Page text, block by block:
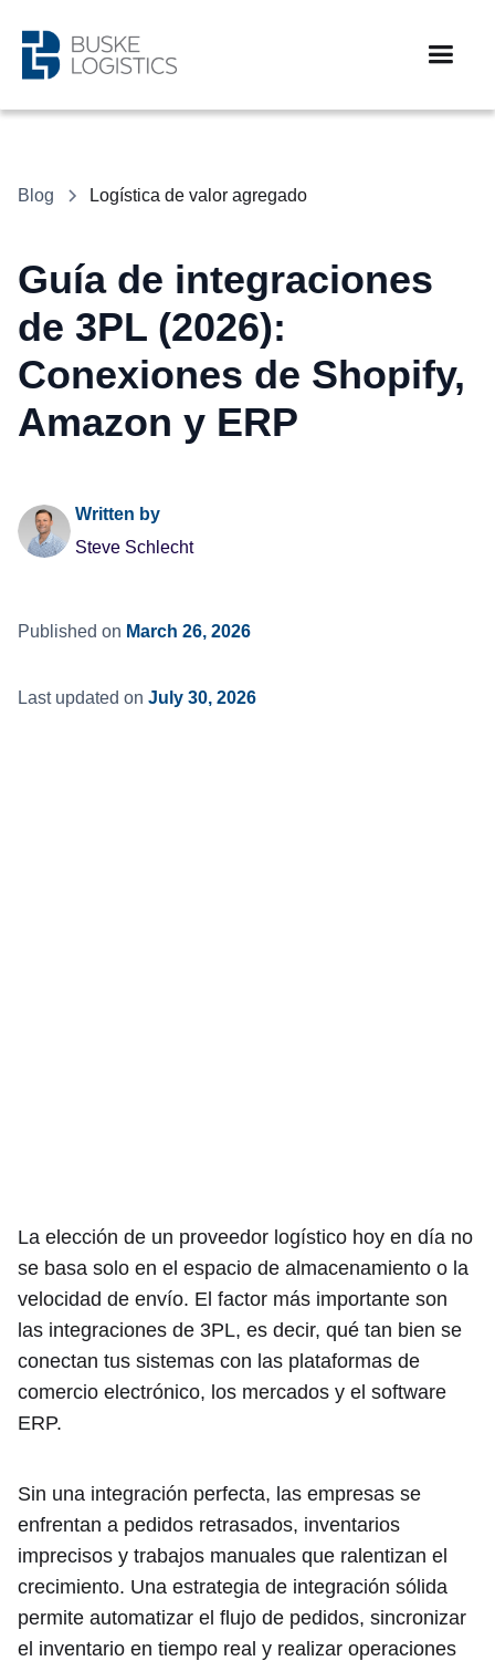
Blog Logística de valor agregado
Guía de integraciones
de 3PL (2026):
Conexiones de Shopify,
Amazon y ERP
Written by
Steve Schlecht
Published on March 26, 2026
Last updated on July 30, 2026
La elección de un proveedor logístico hoy en día no
se basa solo en el espacio de almacenamiento o la
velocidad de envío. El factor más importante son
las integraciones de 3PL, es decir, qué tan bien se
conectan tus sistemas con las plataformas de
comercio electrónico, los mercados y el software
ERP.
Sin una integración perfecta, las empresas se
enfrentan a pedidos retrasados, inventarios
imprecisos y trabajos manuales que ralentizan el
crecimiento. Una estrategia de integración sólida
permite automatizar el flujo de pedidos, sincronizar
el inventario en tiempo real y realizar operaciones